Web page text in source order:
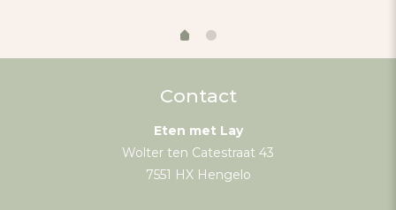
Contact
Eten met Lay
Wolter ten Catestraat 43
7551 HX Hengelo